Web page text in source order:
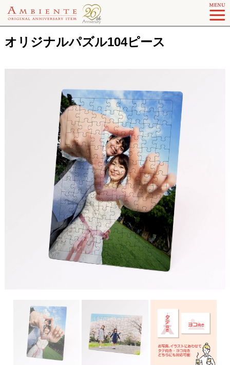
オリジナルパズル104ピース